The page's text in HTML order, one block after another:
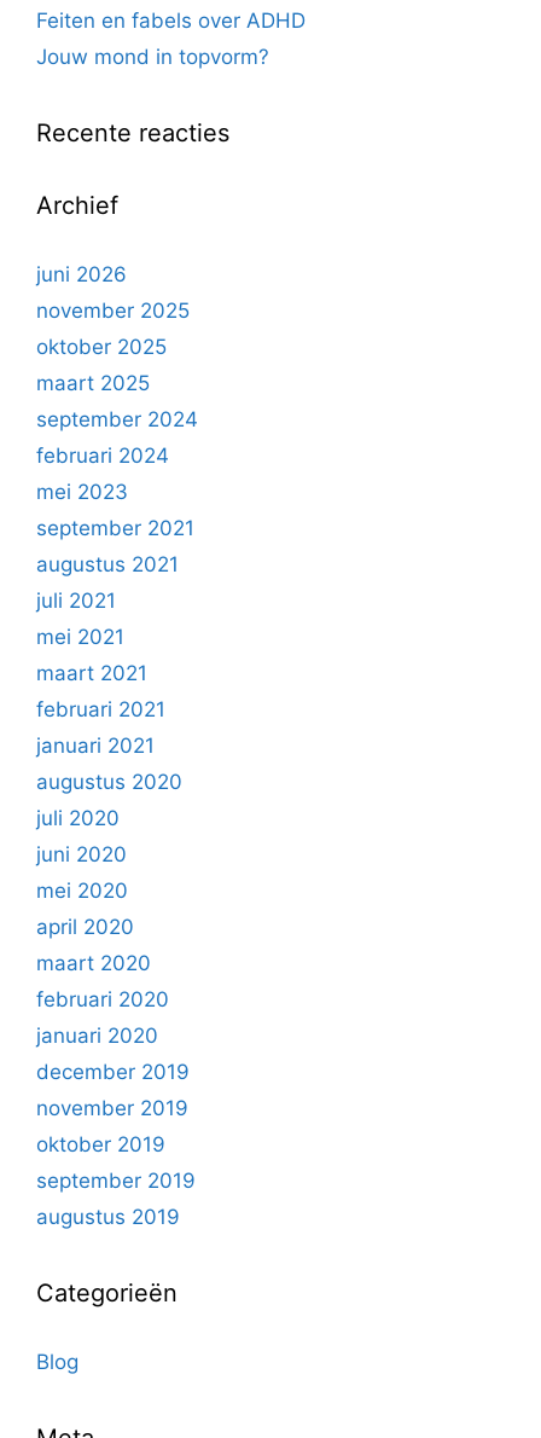
Feiten en fabels over ADHD
Jouw mond in topvorm?
Recente reacties
Archief
juni 2026
november 2025
oktober 2025
maart 2025
september 2024
februari 2024
mei 2023
september 2021
augustus 2021
juli 2021
mei 2021
maart 2021
februari 2021
januari 2021
augustus 2020
juli 2020
juni 2020
mei 2020
april 2020
maart 2020
februari 2020
januari 2020
december 2019
november 2019
oktober 2019
september 2019
augustus 2019
Categorieën
Blog